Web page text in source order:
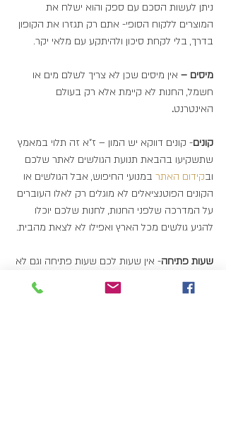
ניתן לעשות הסכם עם ספק והוא ישלח את
המוצרים ללקוח הסופי- אתם רק תגזרו את הקופון
בדרך, בלי לקחת סיכון ולהיתקע עם מלאי יקר.
מיסים – אין מיסים שכן לא צריך לשלם מים או
חשמל, החנות לא קיימת אלא רק בעולם
האינטרנט.
קונים- קונים דווקא יש המון – ז"א זה תלוי במאמץ
שתשקיעו בהבאת תנועת הגולשים לאתר שלכם
ובקידום האתר במנועי החיפוש, אבל הגולשים או
הקונים הפוטנציאלים לא מוגלים רק לאלו העוברים
על המדרכה שלפני החנות, לחנות שלכם יוכלו
להגיע גולשים מכל הארץ ואפילו לא לצאת מהבית.
שעות פתיחה- אין שעות לכם שעות פתיחה וגם לא
צריך לעמוד ולחכות לקונים, החנות שלכם עובדת